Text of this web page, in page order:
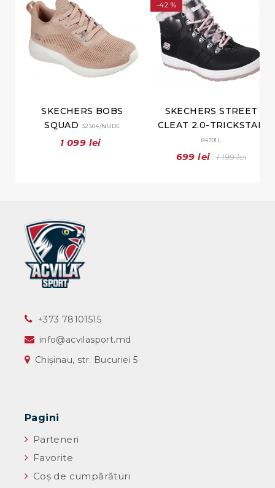
SKECHERS BOBS
SQUAD 32504/NUDE
1 099 lei
-42 %
SKECHERS STREET
CLEAT 2.0-TRICKSTAR
84701L
699 lei 1 199 lei
‎+373 78101515
info@acvilasport.md
Chișinau, str. Bucuriei 5
Pagini
Parteneri
Favorite
Coș de cumpărături